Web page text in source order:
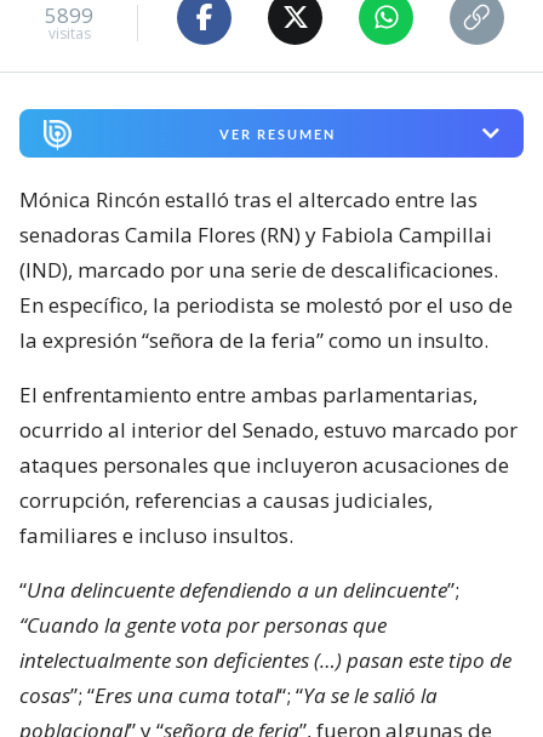
5899
visitas
VER RESUMEN
Mónica Rincón estalló tras el altercado entre las
senadoras Camila Flores (RN) y Fabiola Campillai
(IND), marcado por una serie de descalificaciones.
En específico, la periodista se molestó por el uso de
la expresión “señora de la feria” como un insulto.
El enfrentamiento entre ambas parlamentarias,
ocurrido al interior del Senado, estuvo marcado por
ataques personales que incluyeron acusaciones de
corrupción, referencias a causas judiciales,
familiares e incluso insultos.
“Una delincuente defendiendo a un delincuente”;
“Cuando la gente vota por personas que
intelectualmente son deficientes (…) pasan este tipo de
cosas”; “Eres una cuma total“; “Ya se le salió la
poblacional” y “señora de feria”, fueron algunas de